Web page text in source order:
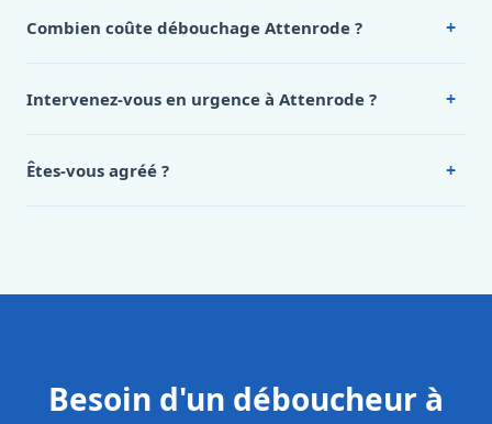
Combien coûte débouchage Attenrode ? +
Attenrode, appelez le 0472 53 24 26.
Intervenez-vous en urgence à Attenrode ? +
Êtes-vous agréé ? +
Besoin d'un déboucheur à